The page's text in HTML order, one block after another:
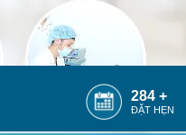
297 +
ĐẶT HẸN